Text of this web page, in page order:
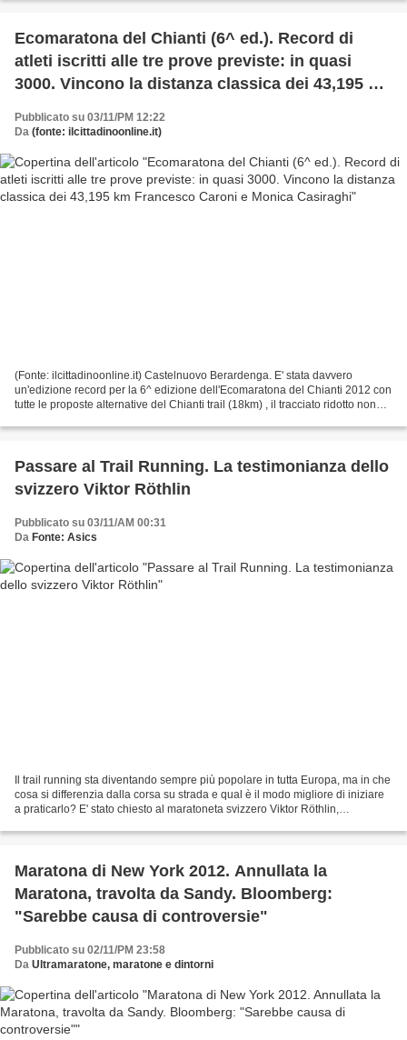
Ecomaratona del Chianti (6^ ed.). Record di
atleti iscritti alle tre prove previste: in quasi
3000. Vincono la distanza classica dei 43,195 km
Pubblicato su 03/11/PM 12:22
Da (fonte: ilcittadinoonline.it)
(Fonte: ilcittadinoonline.it) Castelnuovo Berardenga. E' stata davvero
un'edizione record per la 6^ edizione dell'Ecomaratona del Chianti 2012 con
tutte le proposte alternative del Chianti trail (18km) , il tracciato ridotto non
Passare al Trail Running. La testimonianza dello
svizzero Viktor Röthlin
Pubblicato su 03/11/AM 00:31
Da Fonte: Asics
Il trail running sta diventando sempre più popolare in tutta Europa, ma in che
cosa si differenzia dalla corsa su strada e qual è il modo migliore di iniziare
a praticarlo? E' stato chiesto al maratoneta svizzero Viktor Röthlin,
Maratona di New York 2012. Annullata la
Maratona, travolta da Sandy. Bloomberg:
"Sarebbe causa di controversie"
Pubblicato su 02/11/PM 23:58
Da Ultramaratone, maratone e dintorni